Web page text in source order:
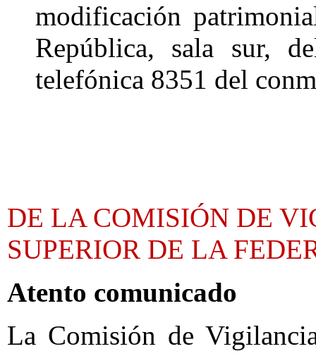
modificación
República, sala sur,
telefónica 8351 del
DE LA COMISIÓN DE
SUPERIOR DE LA
Atento comunicado
La Comisión de